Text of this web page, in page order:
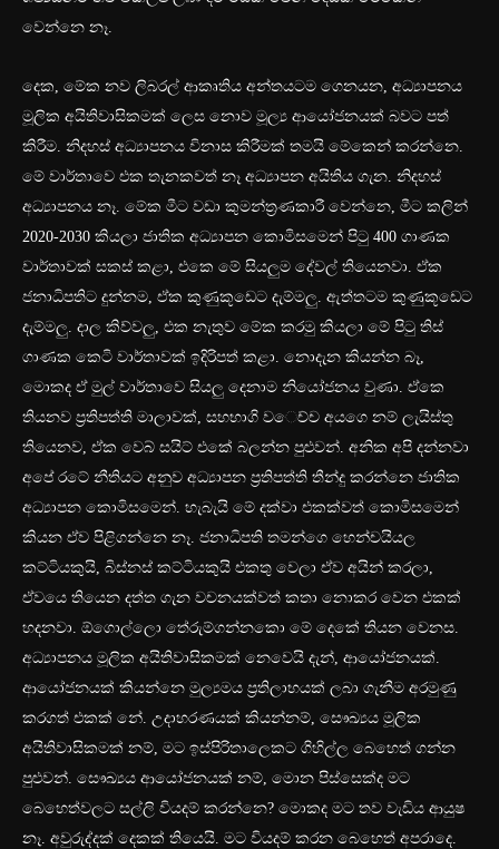
වෙන්නෙ නෑ.
දෙක, මේක නව ලිබරල් ආකෘතිය අන්තයටම ගෙනයන, අධ්‍යාපනය
මූලික අයිතිවාසිකමක් ලෙස නොව මූල්‍ය ආයෝජනයක් බවට පත්
කිරීම. නිදහස් අධ්‍යාපනය විනාස කිරීමක් තමයි මේකෙන් කරන්නෙ.
මේ වාර්තාවෙ එක තැනකවත් නෑ අධ්‍යාපන අයිතිය ගැන. නිදහස්
අධ්‍යාපනය නෑ. මේක මීට වඩා කුමන්ත්‍රණකාරී වෙන්නෙ, මීට කලින්
2020-2030 කියලා ජාතික අධ්‍යාපන කොමිසමෙන් පිටු 400 ගාණක
වාර්තාවක් සකස් කළා, එකෙ මේ සියලුම දේවල් තියෙනවා. ඒක
ජනාධිපතිට දුන්නම, ඒක කුණුකූඩෙට දැම්මලු. ඇත්තටම කුණුකූඩෙට
දැම්මලු. දාල කිව්වලු, එක නැතුව මේක කරමු කියලා මේ පිටු තිස්
ගාණක කෙටි වාර්තාවක් ඉදිරිපත් කළා. නොදැන කියන්න බෑ,
මොකද ඒ මුල් වාර්තාවෙ සියලු දෙනාම නියෝජනය වුණා. ඒකෙ
තියනව ප්‍රතිපත්ති මාලාවක්, සහභාගි වෙච්ච අයගෙ නම් ලැයිස්තු
තියෙනව, ඒක වෙබ් සයිට් එකේ බලන්න පුළුවන්. අනික අපි දන්නවා
අපේ රටේ නීතියට අනුව අධ්‍යාපන ප්‍රතිපත්ති තීන්දු කරන්නෙ ජාතික
අධ්‍යාපන කොමිසමෙන්. හැබැයි මේ දක්වා එකක්වත් කොමිසමෙන්
කියන ඒව පිළිගන්නෙ නෑ. ජනාධිපති තමන්ගෙ හෙන්චයියල
කට්ටියකුයි, බිස්නස් කට්ටියකුයි එකතු වෙලා ඒව අයින් කරලා,
ඒවයෙ තියෙන දත්ත ගැන වචනයක්වත් කතා නොකර වෙන එකක්
හදනවා. ඕගොල්ලො තේරුම්ගන්නකො මේ දෙකේ තියන වෙනස.
අධ්‍යාපනය මූලික අයිතිවාසිකමක් නෙවෙයි දැන්, ආයෝජනයක්.
ආයෝජනයක් කියන්නෙ මුල්‍යමය ප්‍රතිලාභයක් ලබා ගැනීම අරමුණු
කරගත් එකක් නේ. උදාහරණයක් කියන්නම්, සෞඛ්‍යය මූලික
අයිතිවාසිකමක් නම්, මට ඉස්පිරිතාලෙකට ගිහිල්ල බෙහෙත් ගන්න
පුළුවන්. සෞඛ්‍යය ආයෝජනයක් නම්, මොන පිස්සෙක්ද මට
බෙහෙත්වලට සල්ලි වියදම් කරන්නෙ? මොකද මට තව වැඩිය ආයුෂ
නෑ. අවුරුද්දක් දෙකක් තියෙයි. මට වියදම් කරන බෙහෙත් අපරාදෙ.